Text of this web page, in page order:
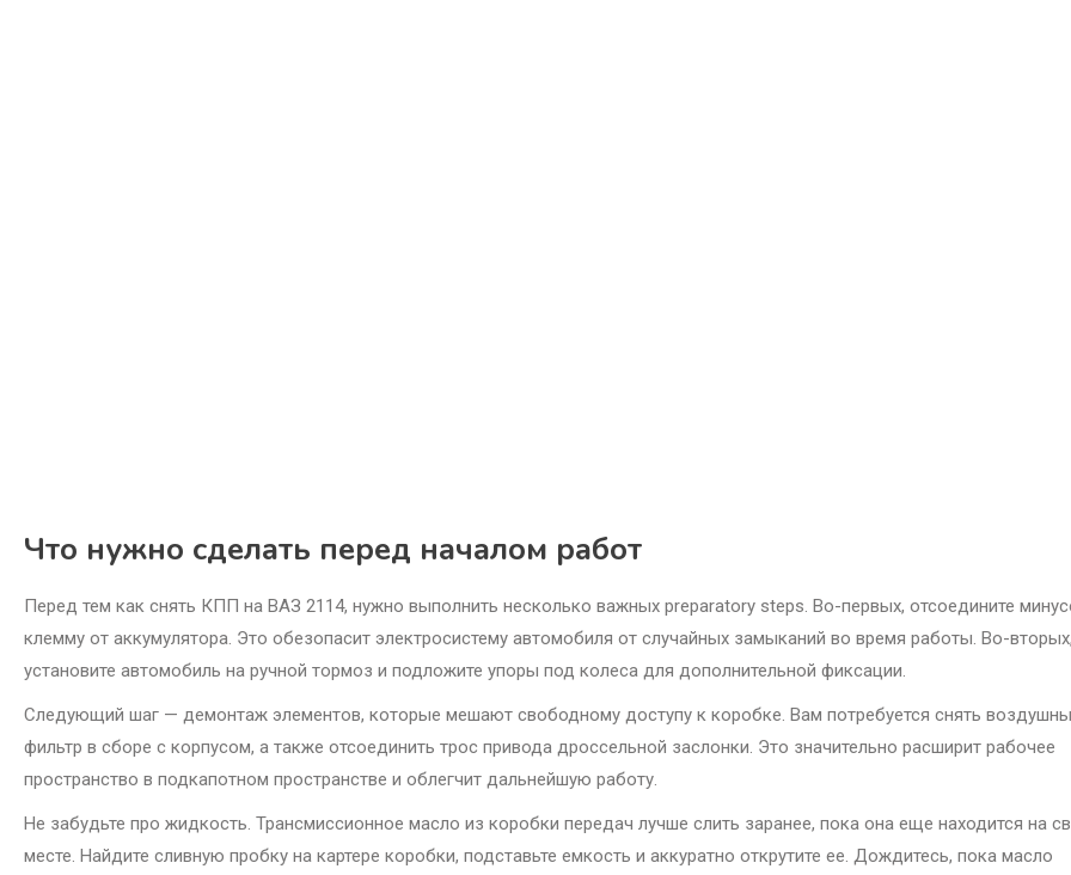
Что нужно сделать перед началом работ
Перед тем как снять КПП на ВАЗ 2114, нужно выполнить несколько важных preparatory steps. Во-первых, отсоедините
клемму от аккумулятора. Это обезопасит электросистему автомобиля от случайных замыканий во время работы. Во-вторых,
установите автомобиль на ручной тормоз и подложите упоры под колеса для дополнительной фиксации.
Следующий шаг — демонтаж элементов, которые мешают свободному доступу к коробке. Вам потребуется снять
фильтр в сборе с корпусом, а также отсоединить трос привода дроссельной заслонки. Это значительно расширит рабочее
пространство в подкапотном пространстве и облегчит дальнейшую работу.
Не забудьте про жидкость. Трансмиссионное масло из коробки передач лучше слить заранее, пока она еще находится на
месте. Найдите сливную пробку на картере коробки, подставьте емкость и аккуратно открутите ее. Дождитесь, пока масло